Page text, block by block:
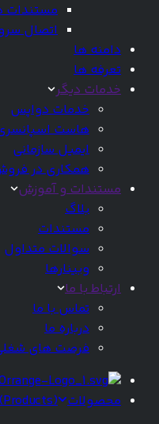
مستندات
اتصال
دامنه ها
تعرفه ها
خدمات دیگر
خدمات دواپس
هاست
ایمیل سازمانی
همکاری در
مستندات و آموزش
بلاگ
مستندات
سوالات متداول
وبینارها
ارتباط با ما
تماس با ما
درباره ما
فرصت های
محصولات (
Products